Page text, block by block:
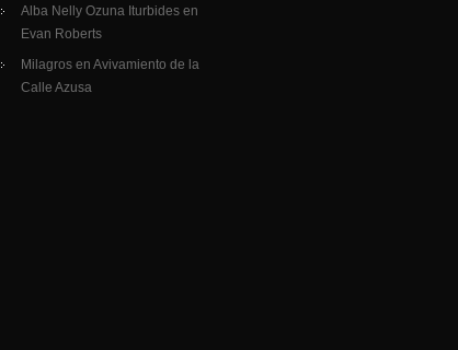
Alba Nelly Ozuna Iturbides en
Evan Roberts
Milagros en Avivamiento de la
Calle Azusa